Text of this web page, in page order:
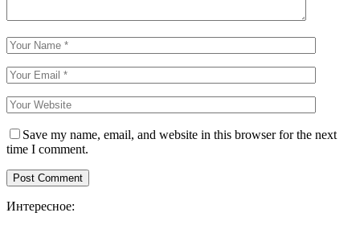
Save my name, email, and website in this browser for the next
time I comment.
Интересное: